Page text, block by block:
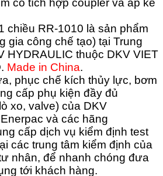
có tích hợp coupler và áp kế
chiều RR-1010 là sản phẩm
gia công chế tạo) tại Trung
HYDRAULIC thuộc DKV VIET
Made in China.
phục chế kích thủy lực, bơm
cấp phụ kiện đầy đủ
xo, valve) của DKV
và các hãng
cấp dịch vụ kiểm định test
các trung tâm kiểm định của
nhân, để nhanh chóng đưa
tới khách hàng.